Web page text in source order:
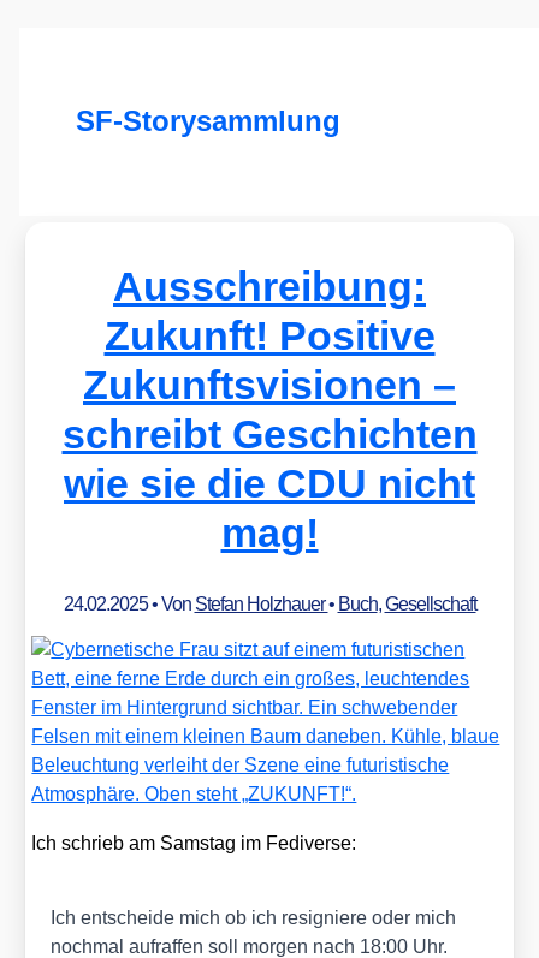
SF-Storysammlung
Ausschreibung:
Zukunft! Positive
Zukunftsvisionen –
schreibt Geschichten
wie sie die CDU nicht
mag!
24.02.2025• Von Stefan Holzhauer• Buch,Gesellschaft
Ich schrieb am Sams­tag im Fedi­ver­se:
Ich ent­schei­de mich ob ich resi­gnie­re oder mich
noch­mal auf­raf­fen soll mor­gen nach 18:00 Uhr.